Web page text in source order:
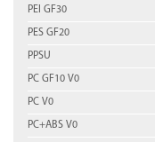
PEI GF30
PES GF20
PPSU
PC GF10 V0
PC V0
PC+ABS V0